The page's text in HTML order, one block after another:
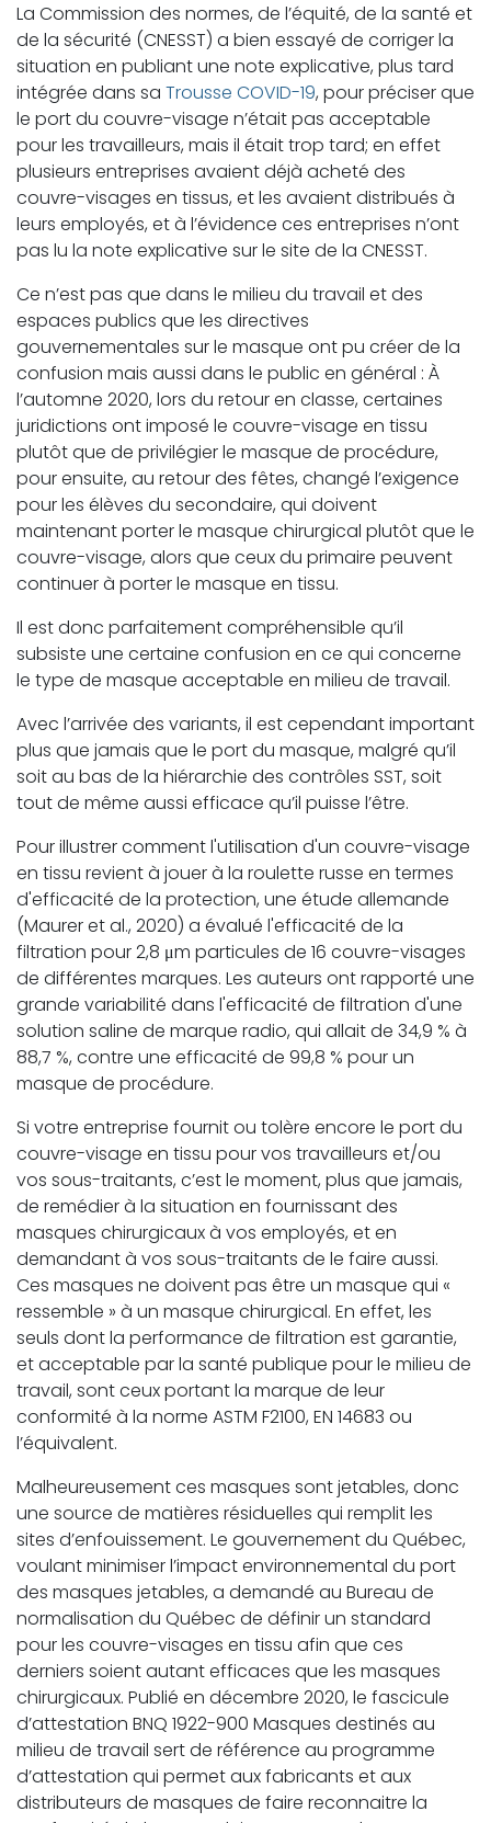
La Commission des normes, de l’équité, de la santé et
de la sécurité (CNESST) a bien essayé de corriger la
situation en publiant une note explicative, plus tard
intégrée dans sa Trousse COVID-19, pour préciser que
le port du couvre-visage n’était pas acceptable
pour les travailleurs, mais il était trop tard; en effet
plusieurs entreprises avaient déjà acheté des
couvre-visages en tissus, et les avaient distribués à
leurs employés, et à l’évidence ces entreprises n’ont
pas lu la note explicative sur le site de la CNESST.
Ce n’est pas que dans le milieu du travail et des
espaces publics que les directives
gouvernementales sur le masque ont pu créer de la
confusion mais aussi dans le public en général : À
l’automne 2020, lors du retour en classe, certaines
juridictions ont imposé le couvre-visage en tissu
plutôt que de privilégier le masque de procédure,
pour ensuite, au retour des fêtes, changé l’exigence
pour les élèves du secondaire, qui doivent
maintenant porter le masque chirurgical plutôt que le
couvre-visage, alors que ceux du primaire peuvent
continuer à porter le masque en tissu.
Il est donc parfaitement compréhensible qu’il
subsiste une certaine confusion en ce qui concerne
le type de masque acceptable en milieu de travail.
Avec l’arrivée des variants, il est cependant important
plus que jamais que le port du masque, malgré qu’il
soit au bas de la hiérarchie des contrôles SST, soit
tout de même aussi efficace qu’il puisse l’être.
Pour illustrer comment l'utilisation d'un couvre-visage
en tissu revient à jouer à la roulette russe en termes
d'efficacité de la protection, une étude allemande
(Maurer et al., 2020) a évalué l'efficacité de la
filtration pour 2,8 μm particules de 16 couvre-visages
de différentes marques. Les auteurs ont rapporté une
grande variabilité dans l'efficacité de filtration d'une
solution saline de marque radio, qui allait de 34,9 % à
88,7 %, contre une efficacité de 99,8 % pour un
masque de procédure.
Si votre entreprise fournit ou tolère encore le port du
couvre-visage en tissu pour vos travailleurs et/ou
vos sous-traitants, c’est le moment, plus que jamais,
de remédier à la situation en fournissant des
masques chirurgicaux à vos employés, et en
demandant à vos sous-traitants de le faire aussi.
Ces masques ne doivent pas être un masque qui «
ressemble » à un masque chirurgical. En effet, les
seuls dont la performance de filtration est garantie,
et acceptable par la santé publique pour le milieu de
travail, sont ceux portant la marque de leur
conformité à la norme ASTM F2100, EN 14683 ou
l’équivalent.
Malheureusement ces masques sont jetables, donc
une source de matières résiduelles qui remplit les
sites d’enfouissement. Le gouvernement du Québec,
voulant minimiser l’impact environnemental du port
des masques jetables, a demandé au Bureau de
normalisation du Québec de définir un standard
pour les couvre-visages en tissu afin que ces
derniers soient autant efficaces que les masques
chirurgicaux. Publié en décembre 2020, le fascicule
d’attestation BNQ 1922-900 Masques destinés au
milieu de travail sert de référence au programme
d’attestation qui permet aux fabricants et aux
distributeurs de masques de faire reconnaitre la